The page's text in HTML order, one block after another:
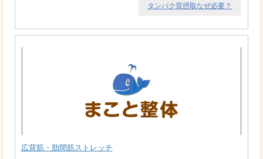
タンパク質摂取なぜ必要？
広背筋・肋間筋ストレッチ